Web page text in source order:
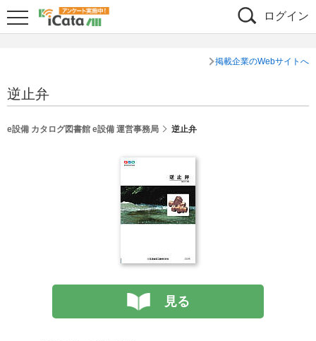
ログイン
掲載企業のWebサイトへ
逆止弁
e設備 カタログ図書館 e設備 運営事務局 逆止弁
見る